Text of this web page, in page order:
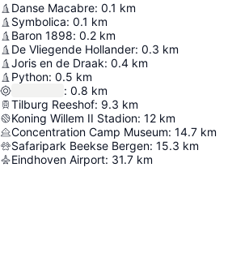
Danse Macabre: 0.1 km
Symbolica: 0.1 km
Baron 1898: 0.2 km
De Vliegende Hollander: 0.3 km
Joris en de Draak: 0.4 km
Python: 0.5 km
: 0.8 km
Tilburg Reeshof: 9.3 km
Koning Willem II Stadion: 12 km
Concentration Camp Museum: 14.7 km
Safaripark Beekse Bergen: 15.3 km
Eindhoven Airport: 31.7 km